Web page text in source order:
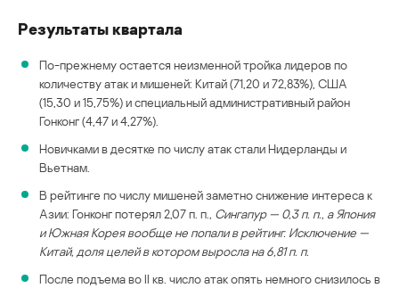
Результаты квартала
По-прежнему остается неизменной тройка лидеров по
количеству атак и мишеней: Китай (71,20 и 72,83%), США
(15,30 и 15,75%) и специальный административный район
Гонконг (4,47 и 4,27%).
Новичками в десятке по числу атак стали Нидерланды и
Вьетнам.
В рейтинге по числу мишеней заметно снижение интереса к
Азии: Гонконг потерял 2,07 п. п. , Сингапур — 0,3 п. п., а Япония
и Южная Корея вообще не попали в рейтинг. Исключение —
Китай, доля целей в котором выросла на 6,81 п. п.
После подъема во II кв. число атак опять немного снизилось в